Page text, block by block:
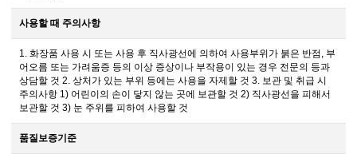
사용할 때 주의사항
1. 화장품 사용 시 또는 사용 후 직사광선에 의하여 사용부위가 붉은 반점, 부
어오름 또는 가려움증 등의 이상 증상이나 부작용이 있는 경우 전문의 등과
상담할 것 2. 상처가 있는 부위 등에는 사용을 자제할 것 3. 보관 및 취급 시
주의사항 1) 어린이의 손이 닿지 않는 곳에 보관할 것 2) 직사광선을 피해서
보관할 것 3) 눈 주위를 피하여 사용할 것
품질보증기준